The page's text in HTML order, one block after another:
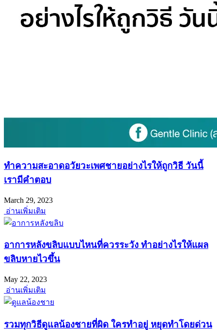
ทำความสะอาดอวัยวะเพศชายอย่างไรให้ถูกวิธี วันนี้
เรามีคำตอบ
March 29, 2023
อ่านเพิ่มเติม
อาการหลังขลิบแบบไหนที่ควรระวัง ทำอย่างไรให้แผล
ขลิบหายไวขึ้น
May 22, 2023
อ่านเพิ่มเติม
รวมทุกวิธีดูแลน้องชายที่ผิด ใครทำอยู่ หยุดทำโดยด่วน